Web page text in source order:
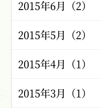
2015年6月（2）
2015年5月（2）
2015年4月（1）
2015年3月（1）